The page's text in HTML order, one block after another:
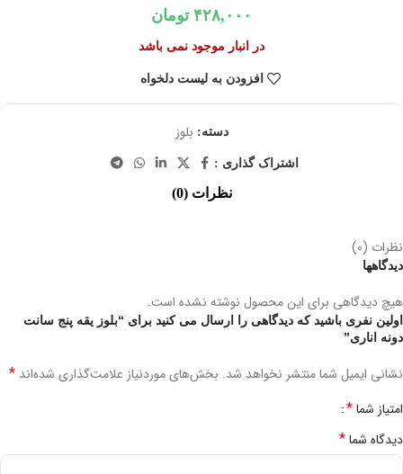
۴۲۸,۰۰۰ تومان
در انبار موجود نمی باشد
افزودن به لیست دلخواه
دسته: بلوز
اشتراک گذاری :
نظرات (0)
نظرات (0)
دیدگاهها
هیچ دیدگاهی برای این محصول نوشته نشده است.
اولین نفری باشید که دیدگاهی را ارسال می کنید برای “بلوز یقه پنج سانت
دونه اناری”
نشانی ایمیل شما منتشر نخواهد شد. بخش‌های موردنیاز علامت‌گذاری شده‌اند *
امتیاز شما*
دیدگاه شما*